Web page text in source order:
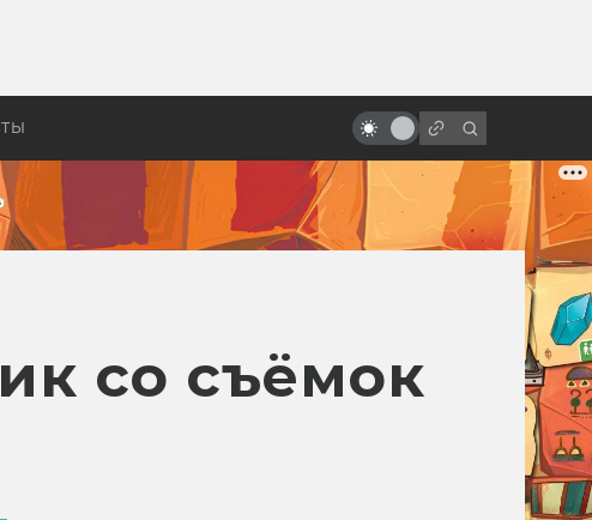
мультфильмы
со съёмок